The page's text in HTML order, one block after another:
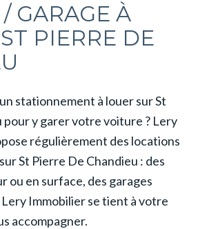
GARAGE À
PIERRE DE
stationnement à louer sur St
pour y garer votre voiture ? Lery
régulièrement des locations
St Pierre De Chandieu : des
ou en surface, des garages
Immobilier se tient à votre
accompagner.